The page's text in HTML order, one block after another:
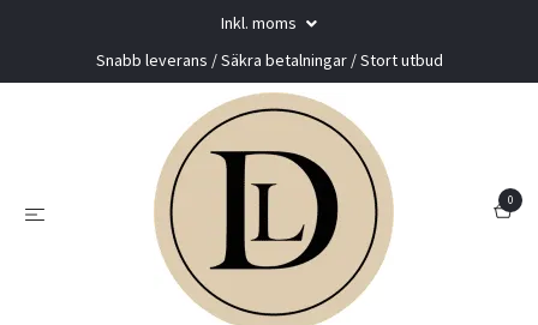
Inkl. moms
Snabb leverans / Säkra betalningar / Stort utbud
0